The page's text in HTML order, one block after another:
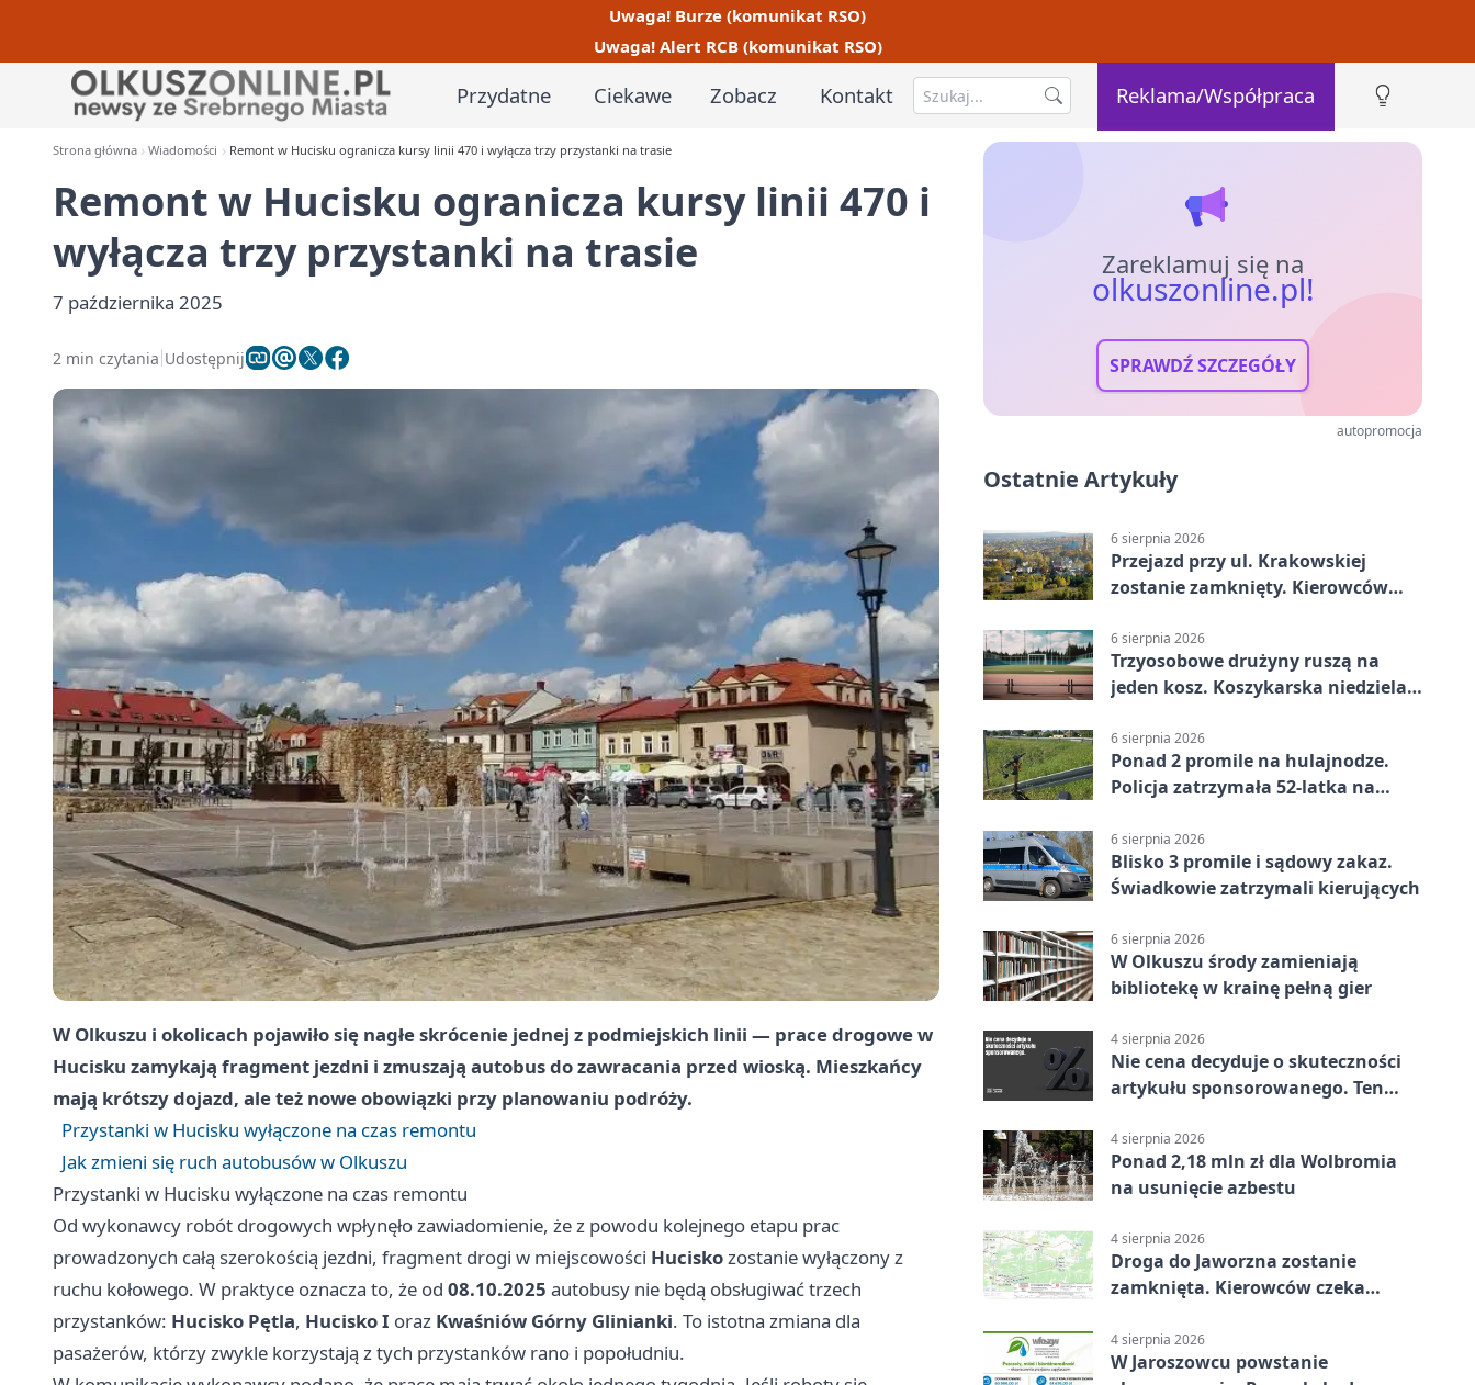
Uwaga! Burze (komunikat RSO)
Uwaga! Alert RCB (komunikat RSO)
Przydatne Ciekawe Zobacz Kontakt Reklama/Współpraca
Strona główna Wiadomości Remont w Hucisku ogranicza kursy linii 470 i wyłącza trzy przystanki na trasie
Remont w Hucisku ogranicza kursy linii 470 i
wyłącza trzy przystanki na trasie
7 października 2025
2 min czytania Udostępnij
W Olkuszu i okolicach pojawiło się nagłe skrócenie jednej z podmiejskich linii — prace drogowe w
Hucisku zamykają fragment jezdni i zmuszają autobus do zawracania przed wioską. Mieszkańcy
mają krótszy dojazd, ale też nowe obowiązki przy planowaniu podróży.
Przystanki w Hucisku wyłączone na czas remontu
Jak zmieni się ruch autobusów w Olkuszu
Przystanki w Hucisku wyłączone na czas remontu
Od wykonawcy robót drogowych wpłynęło zawiadomienie, że z powodu kolejnego etapu prac
prowadzonych całą szerokością jezdni, fragment drogi w miejscowości Hucisko zostanie wyłączony z
ruchu kołowego. W praktyce oznacza to, że od 08.10.2025 autobusy nie będą obsługiwać trzech
przystanków: Hucisko Pętla, Hucisko I oraz Kwaśniów Górny Glinianki. To istotna zmiana dla
pasażerów, którzy zwykle korzystają z tych przystanków rano i popołudniu.
Zareklamuj się na
olkuszonline.pl!
SPRAWDŹ SZCZEGÓŁY
autopromocja
Ostatnie Artykuły
6 sierpnia 2026
Przejazd przy ul. Krakowskiej
zostanie zamknięty. Kierowców
6 sierpnia 2026
Trzyosobowe drużyny ruszą na
jeden kosz. Koszykarska niedziela
6 sierpnia 2026
Ponad 2 promile na hulajnodze.
Policja zatrzymała 52-latka na
6 sierpnia 2026
Blisko 3 promile i sądowy zakaz.
Świadkowie zatrzymali kierujących
6 sierpnia 2026
W Olkuszu środy zamieniają
bibliotekę w krainę pełną gier
4 sierpnia 2026
Nie cena decyduje o skuteczności
artykułu sponsorowanego. Ten
4 sierpnia 2026
Ponad 2,18 mln zł dla Wolbromia
na usunięcie azbestu
4 sierpnia 2026
Droga do Jaworzna zostanie
zamknięta. Kierowców czeka
4 sierpnia 2026
W Jaroszowcu powstanie